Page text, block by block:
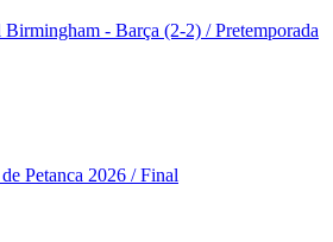
- Barça (2-2) / Pretemporada
Petanca 2026 / Final